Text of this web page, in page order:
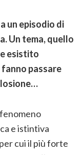
un episodio di
Un tema, quello
esistito
passare
fenomeno
e istintiva
cui il più forte